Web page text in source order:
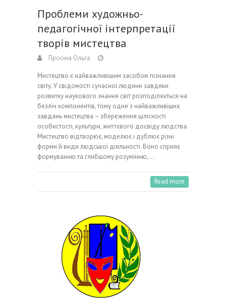
Проблеми художньо-
педагогічної інтерпретації
творів мистецтва
Просіна Ольга
Мистецтво є найважливішим засобом пізнання
світу. У свідомості сучасної людини завдяки
розвитку наукового знання світ розподіляється на
безліч компонентів, тому одне з найважливіших
завдань мистецтва – збереження цілісності
особистості, культури, життєвого досвіду людства.
Мистецтво відтворює, моделює і дублює різні
форми й види людської діяльності. Воно сприяє
формуванню та глибшому розумінню,…
Read more